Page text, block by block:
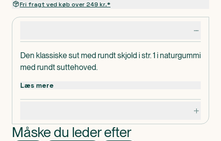
Den klassiske sut med rundt skjold i str. 1 i naturgummi
med rundt suttehoved.
Læs mere
Måske du leder efter
Fri fragt ved køb over 249 kr.*